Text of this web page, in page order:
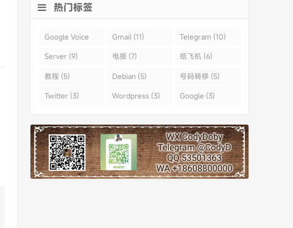
热门标签
Google Voice
(43)
Gmail (11) Telegram (10)
Server (9) 电报 (7) 纸飞机 (6)
教程 (5) Debian (5) 号码转移 (5)
Twitter (3) Wordpress (3) Google (3)